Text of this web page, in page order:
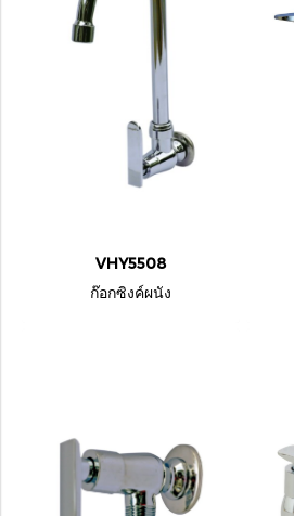
VHY5508
ก๊อกซิงค์ผนัง